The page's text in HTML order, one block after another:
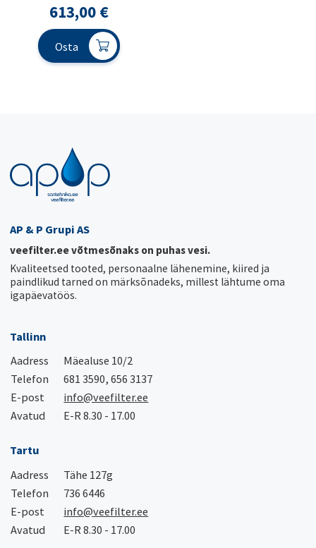
613,00 €
Osta
AP & P Grupi AS
veefilter.ee võtmesõnaks on puhas vesi.
Kvaliteetsed tooted, personaalne lähenemine, kiired ja
paindlikud tarned on märksõnadeks, millest lähtume oma
igapäevatöös.
Tallinn
Aadress
Mäealuse 10/2
Telefon
681 3590, 656 3137
E-post
info@veefilter.ee
Avatud
E-R 8.30 - 17.00
Tartu
Aadress
Tähe 127g
Telefon
736 6446
E-post
info@veefilter.ee
Avatud
E-R 8.30 - 17.00